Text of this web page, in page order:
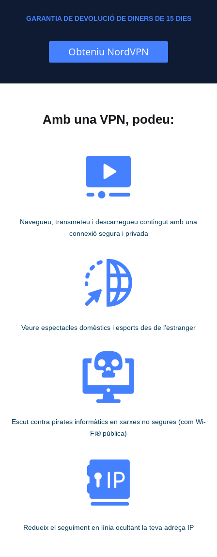
GARANTIA DE DEVOLUCIÓ DE DINERS DE 15 DIES
Obteniu NordVPN
Amb una VPN, podeu:
Navegueu, transmeteu i descarregueu contingut amb una
connexió segura i privada
Veure espectacles domèstics i esports des de l'estranger
Escut contra pirates informàtics en xarxes no segures (com Wi-
Fi® pública)
Redueix el seguiment en línia ocultant la teva adreça IP